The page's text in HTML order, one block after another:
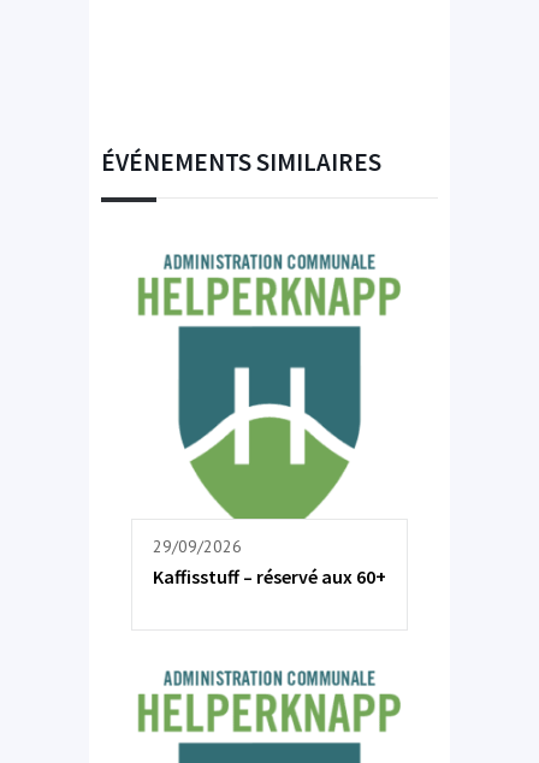
ÉVÉNEMENTS SIMILAIRES
29/09/2026
Kaffisstuff – réservé aux 60+